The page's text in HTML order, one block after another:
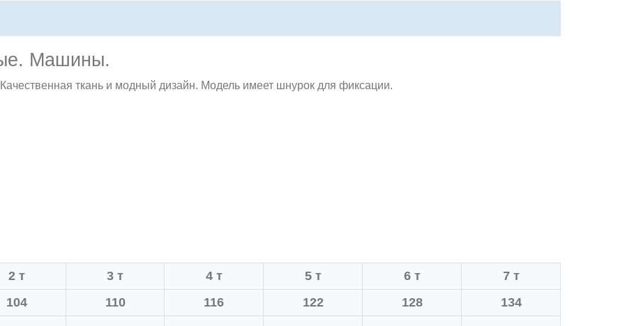
Машины.
ткань и модный дизайн. Модель имеет шнурок для фиксации.
2 т 3 т 4 т 5 т 6 т
7 т
104 110 116 122 128 134